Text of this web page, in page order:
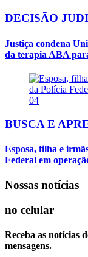
DECISÃO
Justiça condena
da terapia ABA
04
BUSCA E
Esposa, filha e
Federal em
Nossas notícias
no celular
Receba as notícias
mensagens.